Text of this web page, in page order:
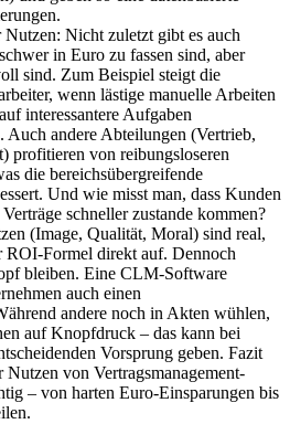
Nicht zuletzt gibt es auch
in Euro zu fassen sind, aber
sind. Zum Beispiel steigt die
wenn lästige manuelle Arbeiten
interessantere Aufgaben
Auch andere Abteilungen (Vertrieb,
profitieren von reibungsloseren
die bereichsübergreifende
Und wie misst man, dass Kunden
schneller zustande kommen?
(Image, Qualität, Moral) sind real,
ROI-Formel direkt auf. Dennoch
bleiben. Eine CLM-Software
auch einen
andere noch in Akten wühlen,
auf Knopfdruck – das kann bei
Vorsprung geben. Fazit
Nutzen von Vertragsmanagement-
– von harten Euro-Einsparungen bis